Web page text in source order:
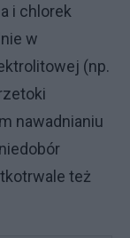
i chlorek
w
(np.
nawadnianiu
też